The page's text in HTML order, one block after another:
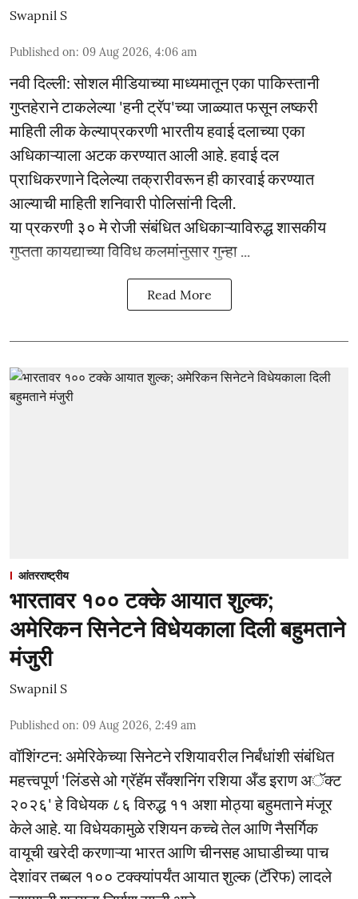
Swapnil S
Published on: 09 Aug 2026, 4:06 am
नवी दिल्ली: सोशल मीडियाच्या माध्यमातून एका पाकिस्तानी
गुप्तहेराने टाकलेल्या 'हनी ट्रॅप'च्या जाळ्यात फसून लष्करी
माहिती लीक केल्याप्रकरणी भारतीय हवाई दलाच्या एका
अधिकाऱ्याला अटक करण्यात आली आहे. हवाई दल
प्राधिकरणाने दिलेल्या तक्रारीवरून ही कारवाई करण्यात
आल्याची माहिती शनिवारी पोलिसांनी दिली.
या प्रकरणी ३० मे रोजी संबंधित अधिकाऱ्याविरुद्ध शासकीय
गुप्तता कायद्याच्या विविध कलमांनुसार गुन्हा ...
Read More
आंतरराष्ट्रीय
भारतावर १०० टक्के आयात शुल्क;
अमेरिकन सिनेटने विधेयकाला दिली बहुमताने
मंजुरी
Swapnil S
Published on: 09 Aug 2026, 2:49 am
वॉशिंग्टन: अमेरिकेच्या सिनेटने रशियावरील निर्बंधांशी संबंधित
महत्त्वपूर्ण 'लिंडसे ओ ग्रॅहॅम सँक्शनिंग रशिया अँड इराण अॅक्ट
२०२६' हे विधेयक ८६ विरुद्ध ११ अशा मोठ्या बहुमताने मंजूर
केले आहे. या विधेयकामुळे रशियन कच्चे तेल आणि नैसर्गिक
वायूची खरेदी करणाऱ्या भारत आणि चीनसह आघाडीच्या पाच
देशांवर तब्बल १०० टक्क्यांपर्यंत आयात शुल्क (टॅरिफ) लादले